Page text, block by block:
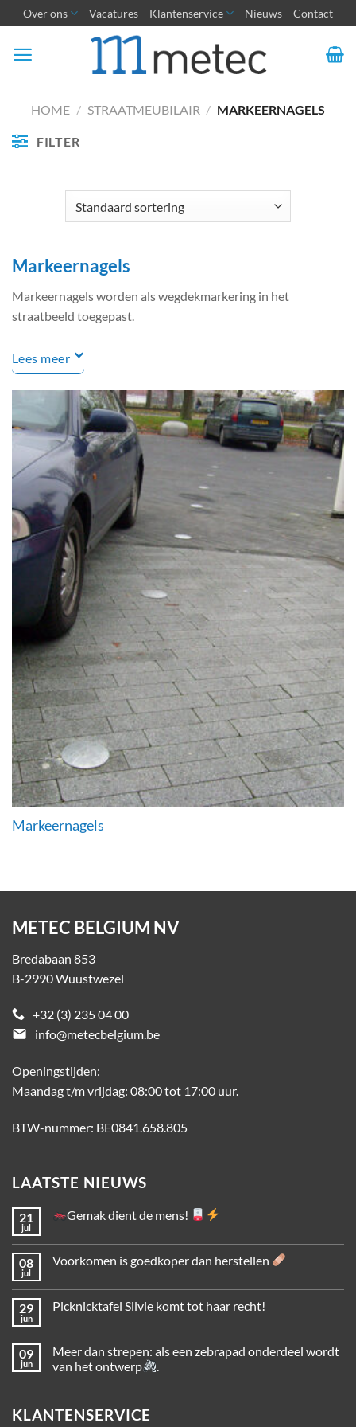
naar
inhoud
Over ons Vacatures Klantenservice Nieuws Contact
HOME / STRAATMEUBILAIR / MARKEERNAGELS
FILTER
Markeernagels
Markeernagels worden als wegdekmarkering in het
straatbeeld toegepast.
Lees meer
Markeernagels
METEC BELGIUM NV
Bredabaan 853
B-2990 Wuustwezel
+32 (3) 235 04 00
email
info@metecbelgium.be
Openingstijden:
Maandag t/m vrijdag: 08:00 tot 17:00 uur.
BTW-nummer: BE0841.658.805
LAATSTE NIEUWS
21
jul
Gemak dient de mens!
08
jul
Voorkomen is goedkoper dan herstellen
29
jun
Picknicktafel Silvie komt tot haar recht!
09
jun
Meer dan strepen: als een zebrapad onderdeel wordt
van het ontwerp
.
KLANTENSERVICE